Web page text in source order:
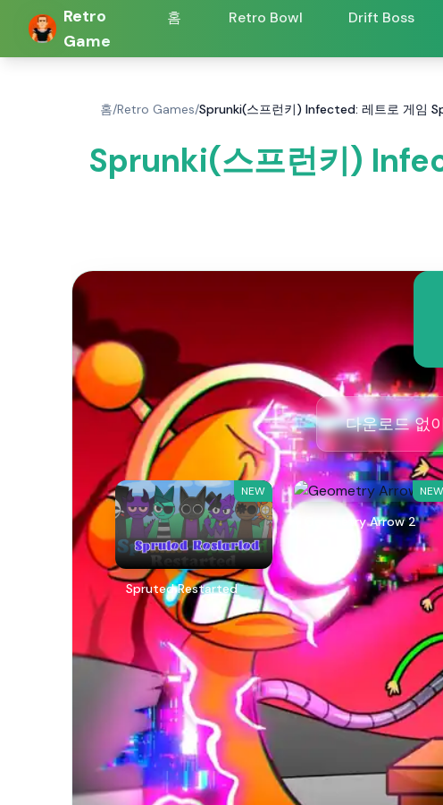
Retro
Game
홈 Retro Bowl Drift Boss
홈/Retro Games/Sprunki(스프런키) Infected: 레트로 게임
Sprunki(스프런키)
다운로드 없
NEW
Spruted Restarted
NEW
Geometry Arrow 2